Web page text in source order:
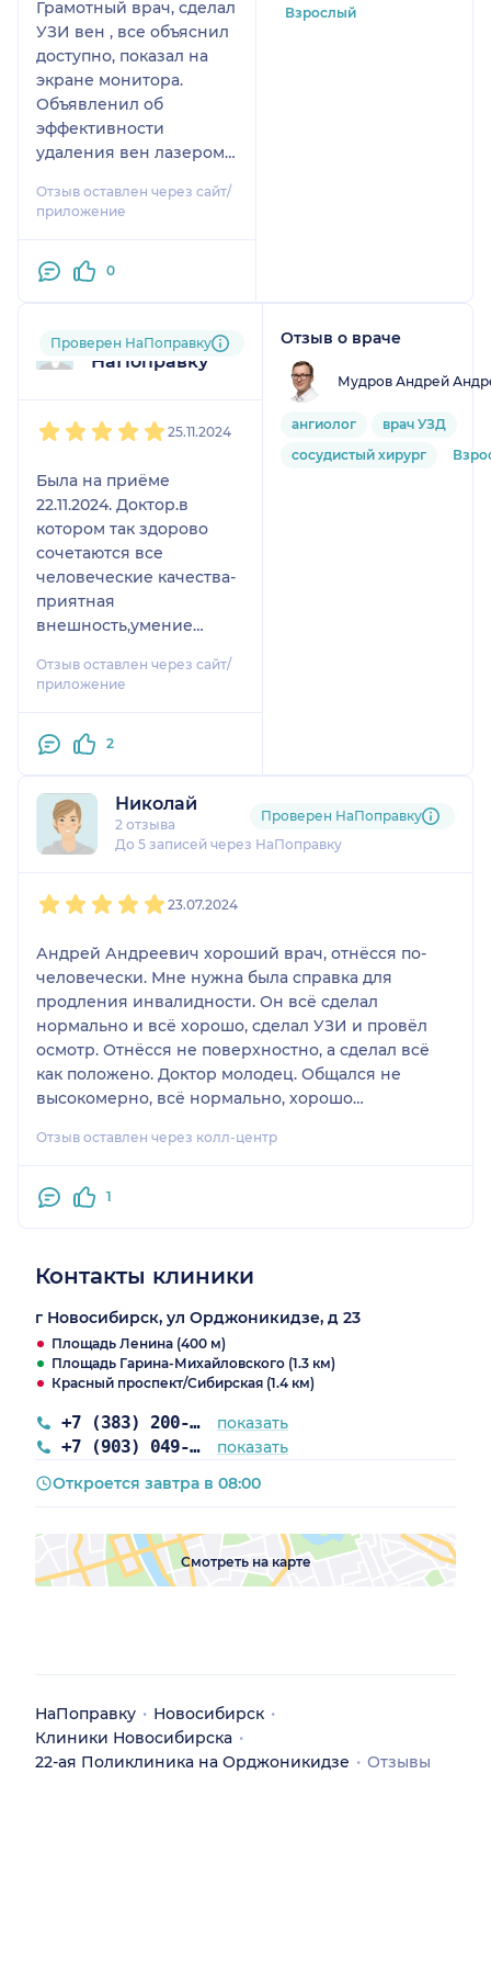
Грамотный врач, сделал
УЗИ вен , все объяснил
доступно, показал на
экране монитора.
Объявленил об
эффективности
удаления вен лазером.
Рекомендую
Отзыв оставлен через сайт/
приложение
0
Взрослый
Пользователь
НаПоправку
Проверен НаПоправку
25.11.2024
Была на приёме
22.11.2024. Доктор.в
котором так здорово
сочетаются все
человеческие качества-
приятная
внешность,умение
и расположить к себе
пациента и ,конечно
Очень благодарна
доброе отношение к
людям и к своей
работе,и за те
он мне дал. Спасибо Вам
огромное за Ваш
Отзыв оставлен через сайт/
приложение
2
Отзыв о враче
Мудров Андрей
ангиолог
врач УЗД
сосудистый хирург
Николай
2 отзыва
До 5 записей через НаПоправку
Проверен НаПоправку
23.07.2024
Андрей Андреевич хороший врач, отнёсся по-
человечески. Мне нужна была справка для
продления инвалидности. Он всё сделал
нормально и всё хорошо, сделал УЗИ и провёл
осмотр. Отнёсся не поверхностно, а сделал всё
как положено. Доктор молодец. Общался не
высокомерно, всё нормально, хорошо
Отзыв оставлен через колл-центр
1
Контакты клиники
г Новосибирск, ул Орджоникидзе, д 23
Площадь Ленина (400 м)
Площадь Гарина-Михайловского (1.3 км)
Красный проспект/Сибирская (1.4 км)
+7 (383) 200-38-81 показать
+7 (903) 049-07-70
показать
Откроется завтра в 08:00
Смотреть на карте
НаПоправку
Новосибирск
Клиники Новосибирска
22-ая Поликлиника на Орджоникидзе
Отзывы